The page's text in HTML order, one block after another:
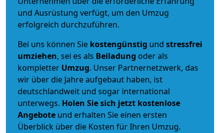
und Ausrüstung verfügt, um den Umzug
erfolgreich durchzuführen.
Bei uns können Sie kostengünstig und stressfrei
umziehen, sei es als Beiladung oder als
kompletter Umzug. Unser Partnernetzwerk, das
wir über die Jahre aufgebaut haben, ist
deutschlandweit und sogar international
unterwegs. Holen Sie sich jetzt kostenlose
Angebote und erhalten Sie einen ersten
Überblick über die Kosten für Ihren Umzug.